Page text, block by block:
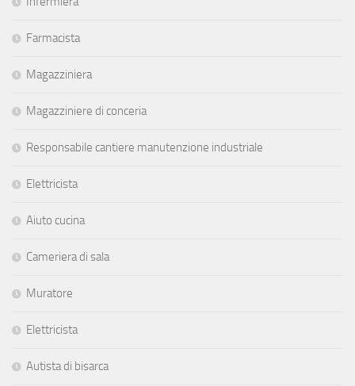
Farmacista
Magazziniera
Magazziniere di conceria
Responsabile cantiere manutenzione industriale
Elettricista
Aiuto cucina
Cameriera di sala
Muratore
Elettricista
Autista di bisarca